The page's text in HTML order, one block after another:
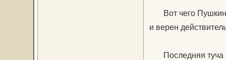
Вот чего Пушкин
и верен
Последняя туча